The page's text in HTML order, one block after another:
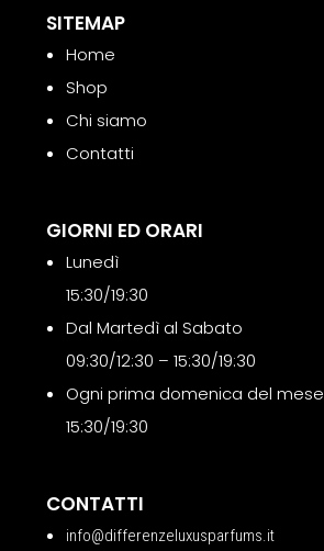
SITEMAP
Home
Shop
Chi siamo
Contatti
GIORNI ED ORARI
Lunedì
15:30/19:30
Dal Martedì al Sabato
09:30/12:30 – 15:30/19:30
Ogni prima domenica del mese
15:30/19:30
CONTATTI
info@differenzeluxusparfums.it